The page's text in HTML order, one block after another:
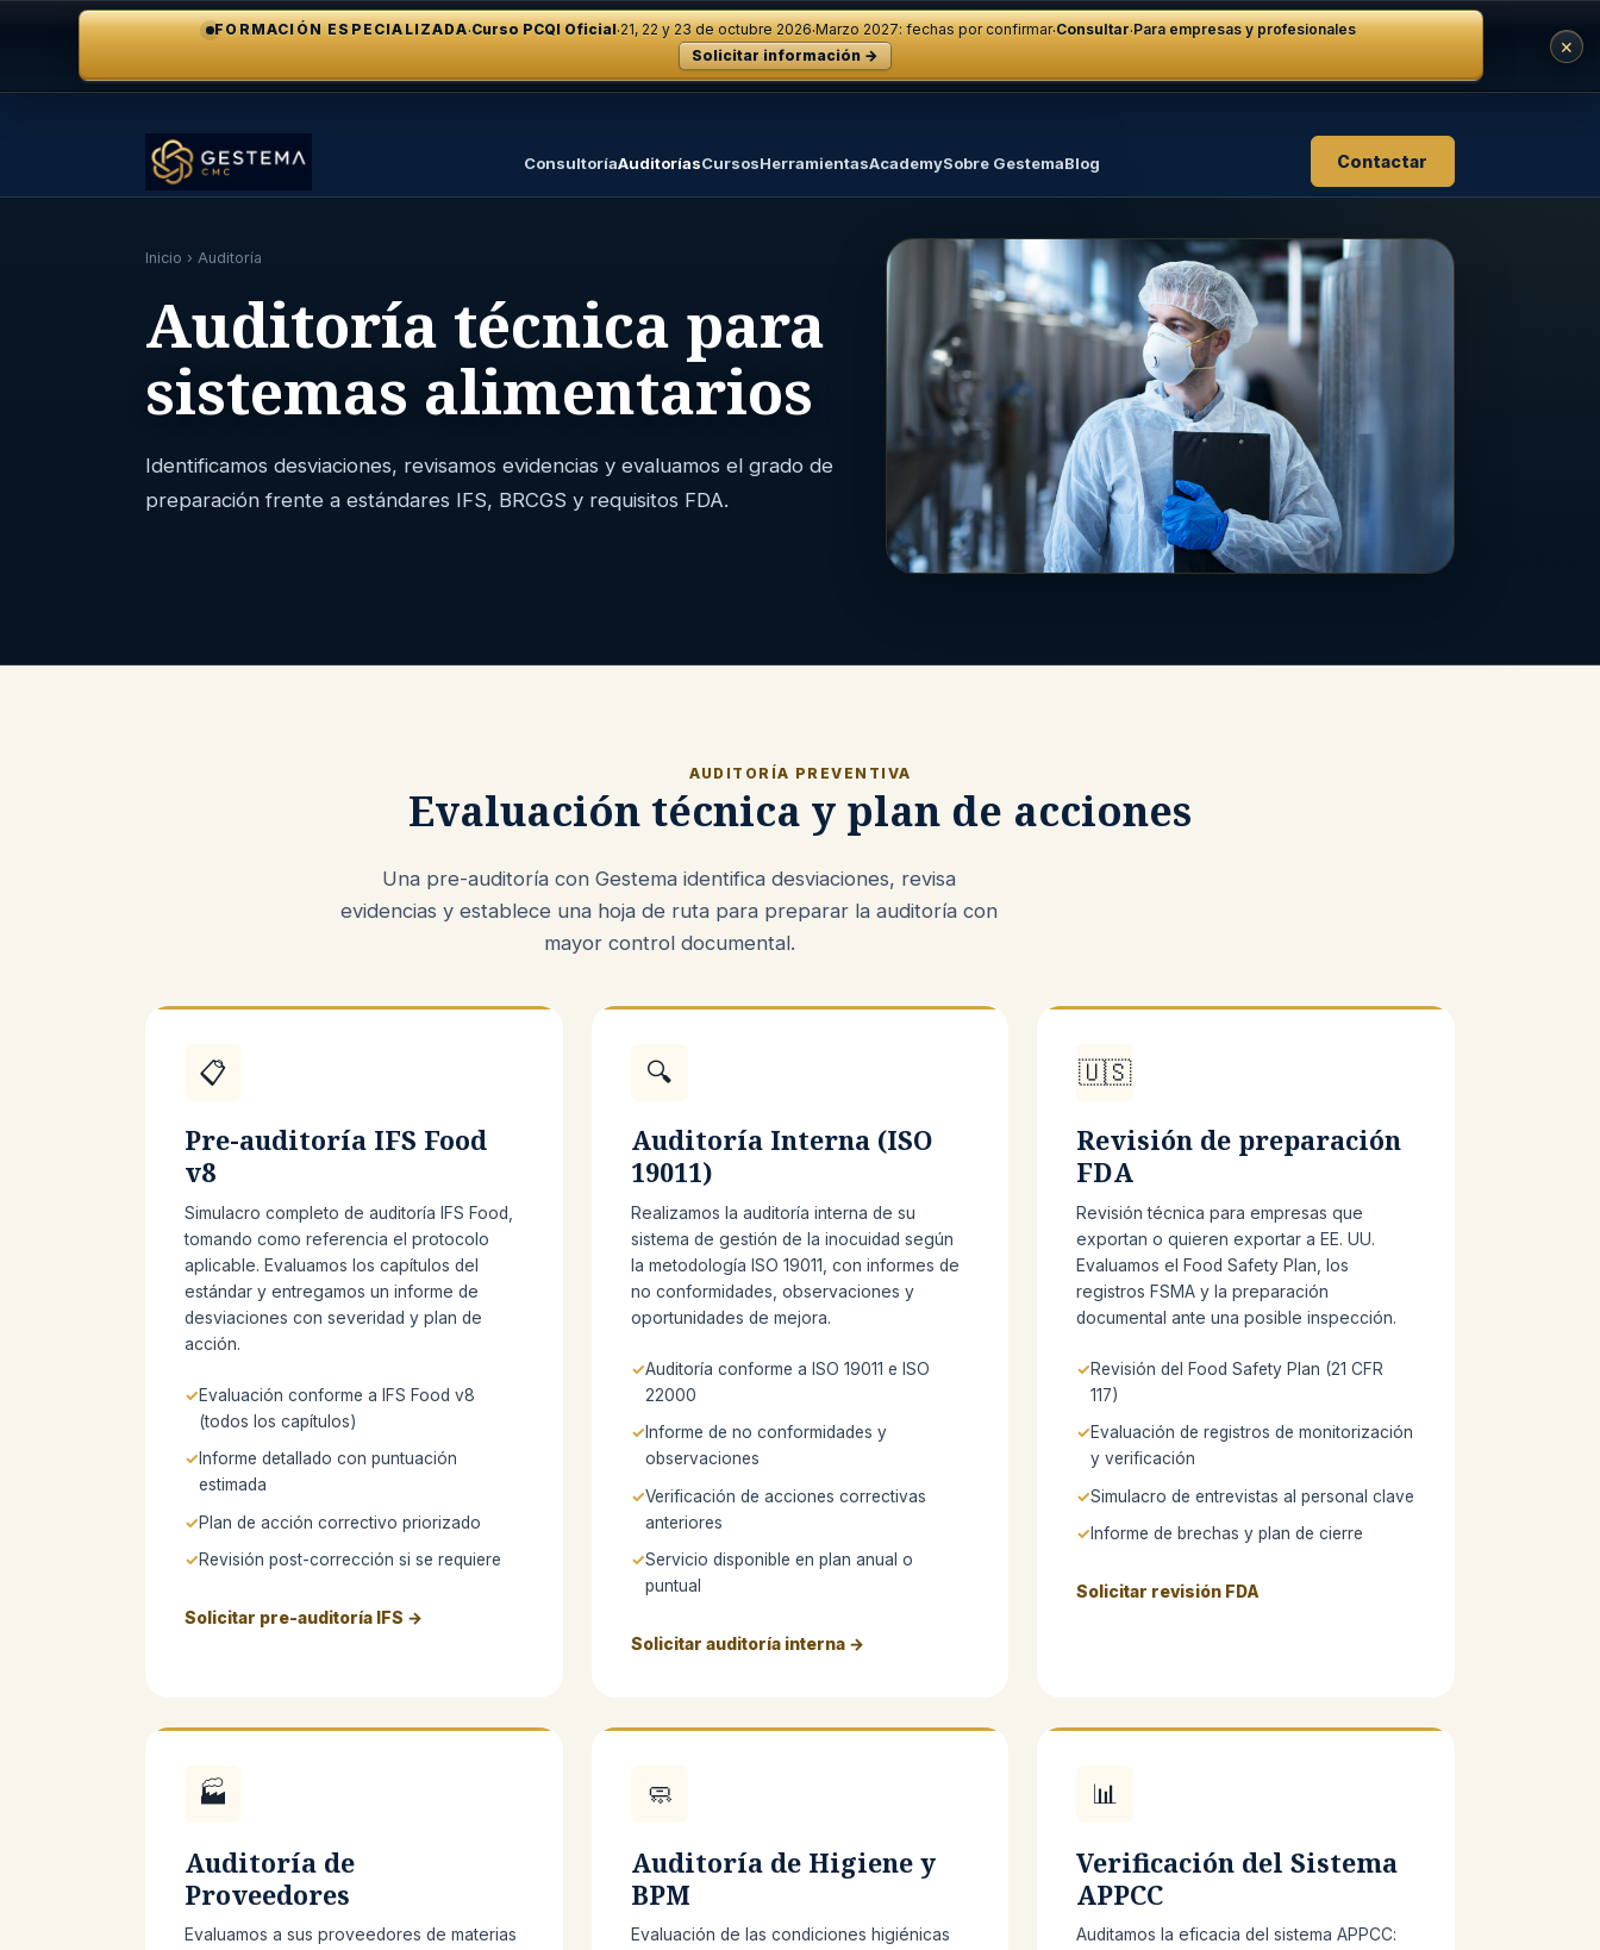
FORMACIÓN ESPECIALIZADA·Curso PCQI Oficial·21, 22 y 23 de octubre 2026·Marzo 2027: fechas por confirmar·Consultar·Para empresas y profesionales
Solicitar información →
×
ConsultoríaAuditoríasCursosHerramientasAcademySobre GestemaBlog Contactar
Inicio › Auditoría
Auditoría técnica para
sistemas alimentarios
Identificamos desviaciones, revisamos evidencias y evaluamos el grado de
preparación frente a estándares IFS, BRCGS y requisitos FDA.
AUDITORÍA PREVENTIVA
Evaluación técnica y plan de acciones
Una pre-auditoría con Gestema identifica desviaciones, revisa
evidencias y establece una hoja de ruta para preparar la auditoría con
mayor control documental.
📋
Pre-auditoría IFS Food
v8
Simulacro completo de auditoría IFS Food,
tomando como referencia el protocolo
aplicable. Evaluamos los capítulos del
estándar y entregamos un informe de
desviaciones con severidad y plan de
acción.
Evaluación conforme a IFS Food v8
(todos los capítulos)
Informe detallado con puntuación
estimada
Plan de acción correctivo priorizado
Revisión post-corrección si se requiere
Solicitar pre-auditoría IFS →
🔍
Auditoría Interna (ISO
19011)
Realizamos la auditoría interna de su
sistema de gestión de la inocuidad según
la metodología ISO 19011, con informes de
no conformidades, observaciones y
oportunidades de mejora.
Auditoría conforme a ISO 19011 e ISO
22000
Informe de no conformidades y
observaciones
Verificación de acciones correctivas
anteriores
Servicio disponible en plan anual o
puntual
Solicitar auditoría interna →
🇺🇸
Revisión de preparación
FDA
Revisión técnica para empresas que
exportan o quieren exportar a EE. UU.
Evaluamos el Food Safety Plan, los
registros FSMA y la preparación
documental ante una posible inspección.
Revisión del Food Safety Plan (21 CFR
117)
Evaluación de registros de monitorización
y verificación
Simulacro de entrevistas al personal clave
Informe de brechas y plan de cierre
Solicitar revisión FDA
🏭
Auditoría de
Proveedores
Evaluamos a sus proveedores de materias
🧼
Auditoría de Higiene y
BPM
Evaluación de las condiciones higiénicas
📊
Verificación del Sistema
APPCC
Auditamos la eficacia del sistema APPCC: